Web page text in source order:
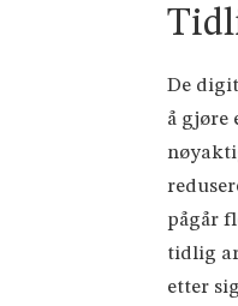
De
å gjøre
pågår
tidlig
etter